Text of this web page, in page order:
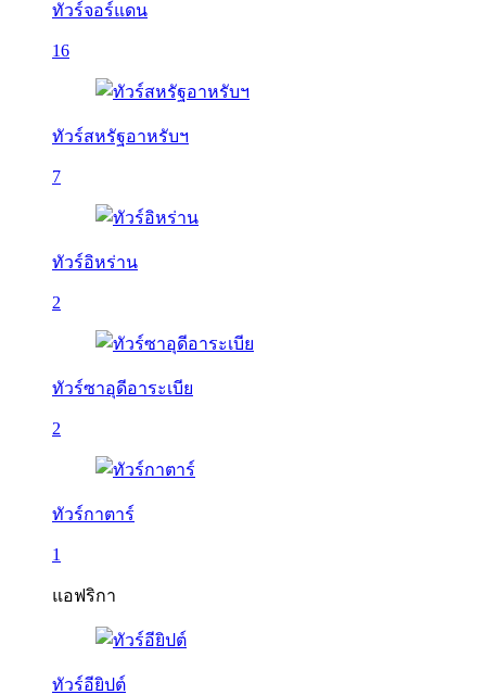
ทัวร์จอร์แดน
16
ทัวร์สหรัฐอาหรับฯ
7
ทัวร์อิหร่าน
2
ทัวร์ซาอุดีอาระเบีย
2
ทัวร์กาตาร์
1
แอฟริกา
ทัวร์อียิปต์